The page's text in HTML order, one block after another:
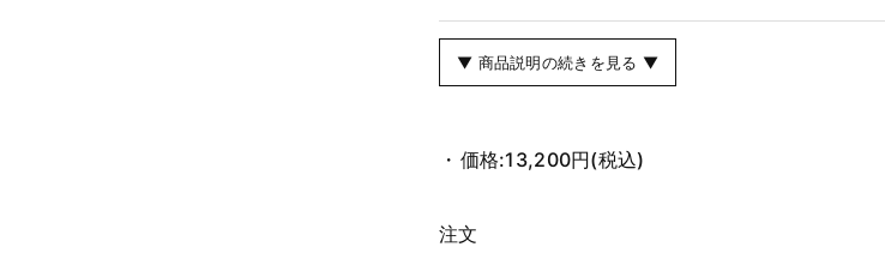
▼ 商品説明の続きを見る ▼
価格:13,200円(税込)
注文